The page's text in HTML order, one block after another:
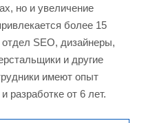
но и увеличение
более 15
SEO, дизайнеры,
и другие
имеют опыт
разработке от 6 лет.